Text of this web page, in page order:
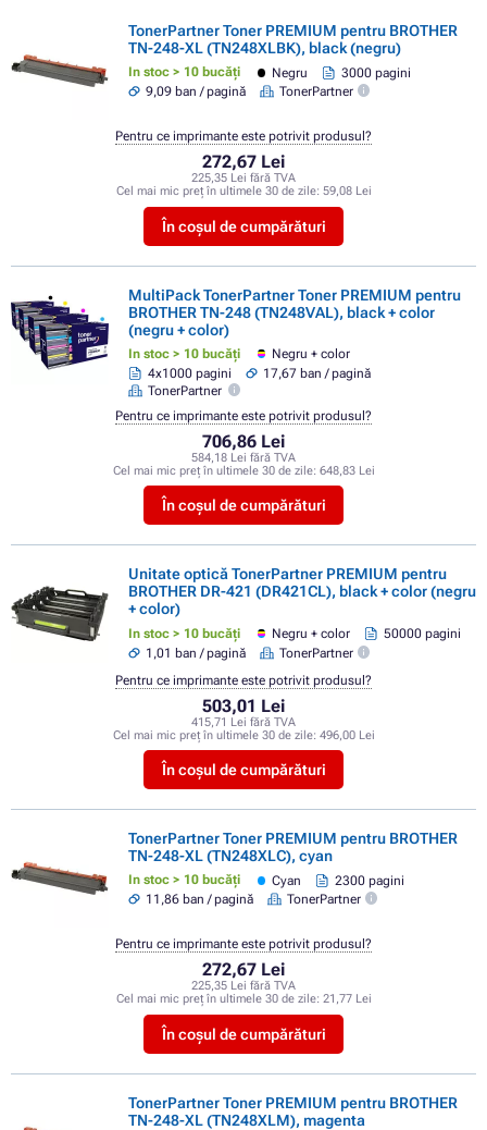
TonerPartner Toner PREMIUM pentru BROTHER
TN-248-XL (TN248XLBK), black (negru)
In stoc > 10 bucăți Negru
3000 pagini
9,09 ban / pagină
TonerPartner
272,67 Lei
225,35 Lei fără TVA
Cel mai mic preț în ultimele 30 de zile: 59,08 Lei
În coșul de cumpărături
Pentru ce imprimante este potrivit produsul?
MultiPack TonerPartner Toner PREMIUM pentru
BROTHER TN-248 (TN248VAL), black + color
(negru + color)
In stoc > 10 bucăți
Negru + color
4x1000 pagini
17,67 ban / pagină
TonerPartner
706,86 Lei
584,18 Lei fără TVA
Cel mai mic preț în ultimele 30 de zile: 648,83 Lei
În coșul de cumpărături
Pentru ce imprimante este potrivit produsul?
Unitate optică TonerPartner PREMIUM pentru
BROTHER DR-421 (DR421CL), black + color (negru
+ color)
In stoc > 10 bucăți Negru + color
50000 pagini
1,01 ban / pagină
TonerPartner
503,01 Lei
415,71 Lei fără TVA
Cel mai mic preț în ultimele 30 de zile: 496,00 Lei
În coșul de cumpărături
Pentru ce imprimante este potrivit produsul?
TonerPartner Toner PREMIUM pentru BROTHER
TN-248-XL (TN248XLC), cyan
In stoc > 10 bucăți Cyan
2300 pagini
11,86 ban / pagină
TonerPartner
272,67 Lei
225,35 Lei fără TVA
Cel mai mic preț în ultimele 30 de zile: 21,77 Lei
În coșul de cumpărături
Pentru ce imprimante este potrivit produsul?
TonerPartner Toner PREMIUM pentru BROTHER
TN-248-XL (TN248XLM), magenta